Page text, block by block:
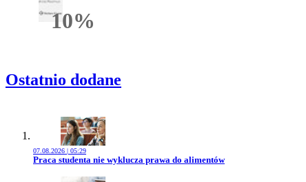
10%Rabatu
Ostatnio dodane
07.08.2026 | 05:29
Przejdź do artykułu:
Praca studenta nie wyklucza prawa do alimentów